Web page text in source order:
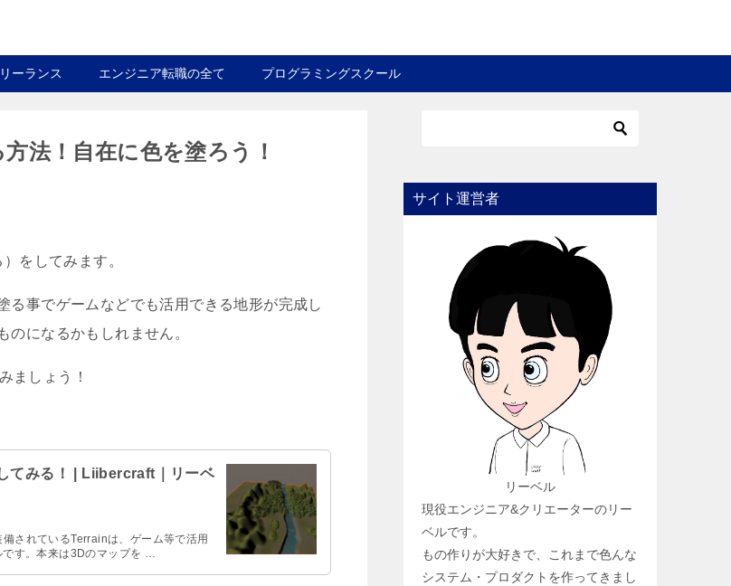
ーランス エンジニア転職の全て プログラミングスクール
法！自在に色を塗ろう！
をしてみます。
事でゲームなどでも活用できる地形が完成し
のになるかもしれません。
ましょう！
てみる！ | Liibercraft｜リーベ
されているTerrainは、ゲーム等で活用
です。本来は3Dのマップを …
サイト運営者
リーベル
現役エンジニア&クリエーターのリー
ベルです。
もの作りが大好きで、これまで色んな
システム・プロダクトを作ってきまし